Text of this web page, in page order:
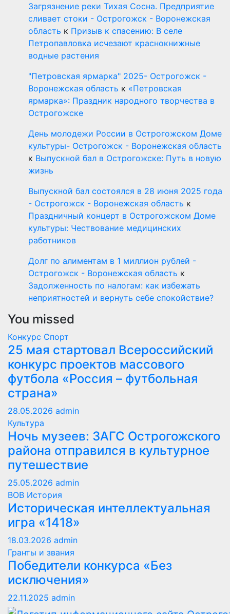
Загрязнение реки Тихая Сосна. Предприятие
сливает стоки - Острогожск - Воронежская
область к Призыв к спасению: В селе
Петропавловка исчезают краснокнижные
водные растения
"Петровская ярмарка" 2025- Острогожск -
Воронежская область к «Петровская
ярмарка»: Праздник народного творчества в
Острогожске
День молодежи России в Острогожском Доме
культуры- Острогожск - Воронежская область
к Выпускной бал в Острогожске: Путь в новую
жизнь
Выпускной бал состоялся в 28 июня 2025 года
- Острогожск - Воронежская область к
Праздничный концерт в Острогожском Доме
культуры: Чествование медицинских
работников
Долг по алиментам в 1 миллион рублей -
Острогожск - Воронежская область к
Задолженность по налогам: как избежать
неприятностей и вернуть себе спокойствие?
You missed
Конкурс Спорт
25 мая стартовал Всероссийский
конкурс проектов массового
футбола «Россия – футбольная
страна»
28.05.2026 admin
Культура
Ночь музеев: ЗАГС Острогожского
района отправился в культурное
путешествие
25.05.2026 admin
ВОВ История
Историческая интеллектуальная
игра «1418»
18.03.2026 admin
Гранты и звания
Победители конкурса «Без
исключения»
22.11.2025 admin